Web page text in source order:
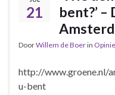
21
bent?’ –
DoorWillem de Boerin Opinie
http://www.groene.nl/
u-bent